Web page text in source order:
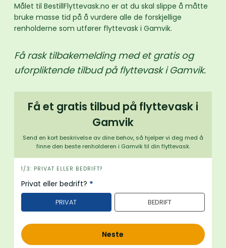
Målet til BestillFlyttevask.no er at du skal slippe å måtte
bruke masse tid på å vurdere alle de forskjellige
renholderne som utfører flyttevask i Gamvik.
Få rask tilbakemelding med et gratis og
uforpliktende tilbud på flyttevask i Gamvik.
Få et gratis tilbud på flyttevask i
Gamvik
Send en kort beskrivelse av dine behov, så hjelper vi deg med å
finne den beste renholderen i Gamvik til din flyttevask.
i
n
n
o
d
1/3: PRIVAT ELLER BEDRIFT?
Privat eller bedrift? *
PRIVAT BEDRIFT
Neste